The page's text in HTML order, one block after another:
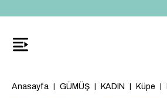
Anasayfa GÜMÜŞ KADIN Küpe